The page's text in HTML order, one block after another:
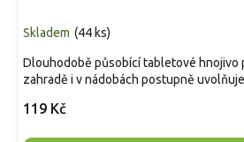
Skladem (44 ks)
119 Kč
Dlouhodobě působící tabletové hnojivo
zahradě i v nádobách postupně